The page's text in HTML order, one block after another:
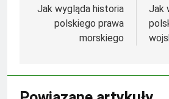
wpisu
Jak wygląda historia
polskiego prawa
morskiego
Jak